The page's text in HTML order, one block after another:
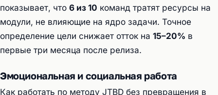
показывает, что 6 из 10 команд тратят ресурсы на
модули, не влияющие на ядро задачи. Точное
определение цели снижает отток на 15–20% в
первые три месяца после релиза.
Эмоциональная и социальная работа
Как работать по методу JTBD без превращения в